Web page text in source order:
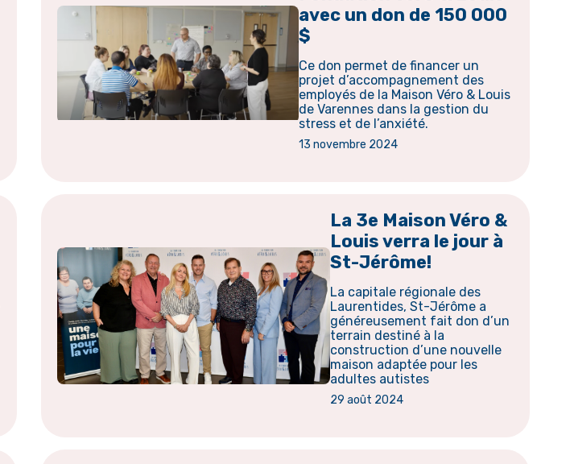
avec un don de 150 000
$
Ce don permet de financer un
projet d’accompagnement des
employés de la Maison Véro & Louis
de Varennes dans la gestion du
stress et de l’anxiété.
13 novembre 2024
La 3e Maison Véro &
Louis verra le jour à
St-Jérôme!
La capitale régionale des
Laurentides, St-Jérôme a
généreusement fait don d’un
terrain destiné à la
construction d’une nouvelle
maison adaptée pour les
adultes autistes
29 août 2024